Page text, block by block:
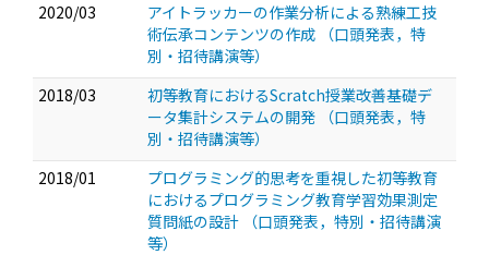
2020/03
アイトラッカーの作業分析による熟練工技
術伝承コンテンツの作成
（口頭発表，特
別・招待講演等）
2018/03
初等教育におけるScratch授業改善基礎デ
ータ集計システムの開発
（口頭発表，特
別・招待講演等）
2018/01
プログラミング的思考を重視した初等教育
におけるプログラミング教育学習効果測定
質問紙の設計
（口頭発表，特別・招待講演
等）